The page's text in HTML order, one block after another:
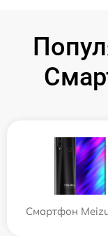
Смартфон